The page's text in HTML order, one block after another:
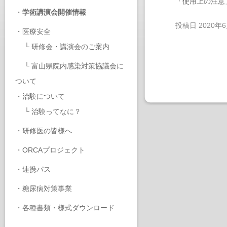
・ 学術講演会開催情報
・ 医療安全
└ 研修会・講演会のご案内
└ 富山県院内感染対策協議会に
ついて
・ 治験について
└ 治験ってなに？
・ 研修医の皆様へ
・ ORCAプロジェクト
・ 連携パス
・ 糖尿病対策事業
・ 各種書類・様式ダウンロード
投稿日 2020年